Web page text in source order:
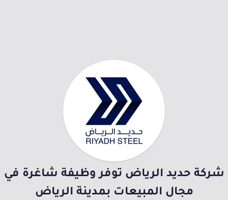
شركة حديد الرياض توفر وظيفة شاغرة في
مجال المبيعات بمدينة الرياض